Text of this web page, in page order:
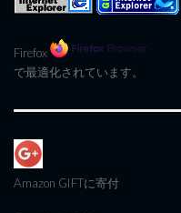
Firefox
で最適化されています。
Amazon GIFTに寄付